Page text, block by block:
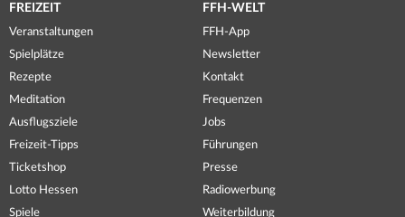
FREIZEIT
Veranstaltungen
Spielplätze
Rezepte
Meditation
Ausflugsziele
Freizeit-Tipps
Ticketshop
Lotto Hessen
Spiele
FFH-WELT
FFH-App
Newsletter
Kontakt
Frequenzen
Jobs
Führungen
Presse
Radiowerbung
Weiterbildung